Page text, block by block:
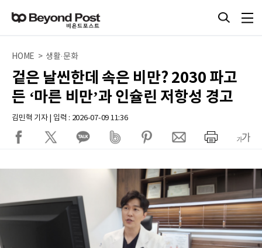
HOME > 생활·문화
겉은 날씬한데 속은 비만? 2030 파고
든 ‘마른 비만’과 인슐린 저항성 경고
김민혁 기자 | 입력 : 2026-07-09 11:36